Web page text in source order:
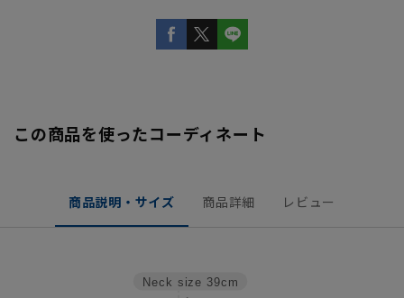
この商品を使ったコーディネート
商品説明・サイズ 商品詳細 レビュー
Neck size 39cm